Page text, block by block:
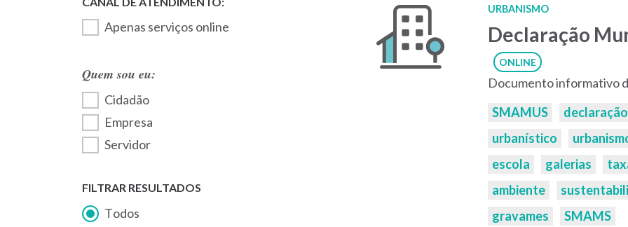
Apenas serviços online
Quem sou eu:
Cidadão
Empresa
Servidor
FILTRAR RESULTADOS
Todos
URBANISMO
Declaração
ONLINE
Documento informativo
Palavras-
chaves:
SMAMUS
declaração
urbanístico
escola
galerias
ambiente
gravames
SMAMS